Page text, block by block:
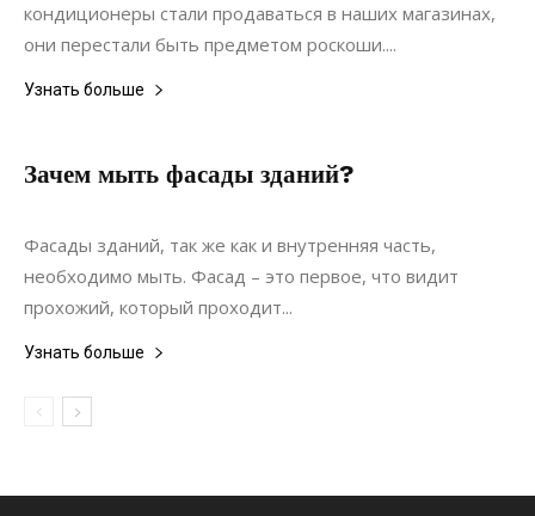
кондиционеры стали продаваться в наших магазинах,
они перестали быть предметом роскоши....
Узнать больше
Зачем мыть фасады зданий?
31.03.2020
Фасады зданий, так же как и внутренняя часть,
необходимо мыть. Фасад – это первое, что видит
прохожий, который проходит...
Узнать больше